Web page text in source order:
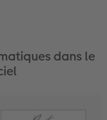
dans le